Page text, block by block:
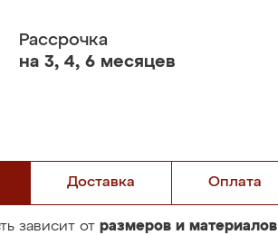
Рассрочка
на 3, 4, 6 месяцев
Доставка Оплата
зависит от размеров и материалов